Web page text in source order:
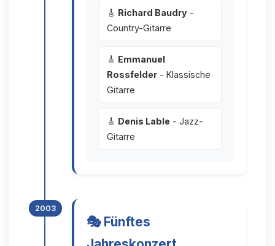
🎸 Richard Baudry -
Country-Gitarre
🎸 Emmanuel
Rossfelder - Klassische
Gitarre
🎸 Denis Lable - Jazz-
Gitarre
2003
🎭 Fünftes